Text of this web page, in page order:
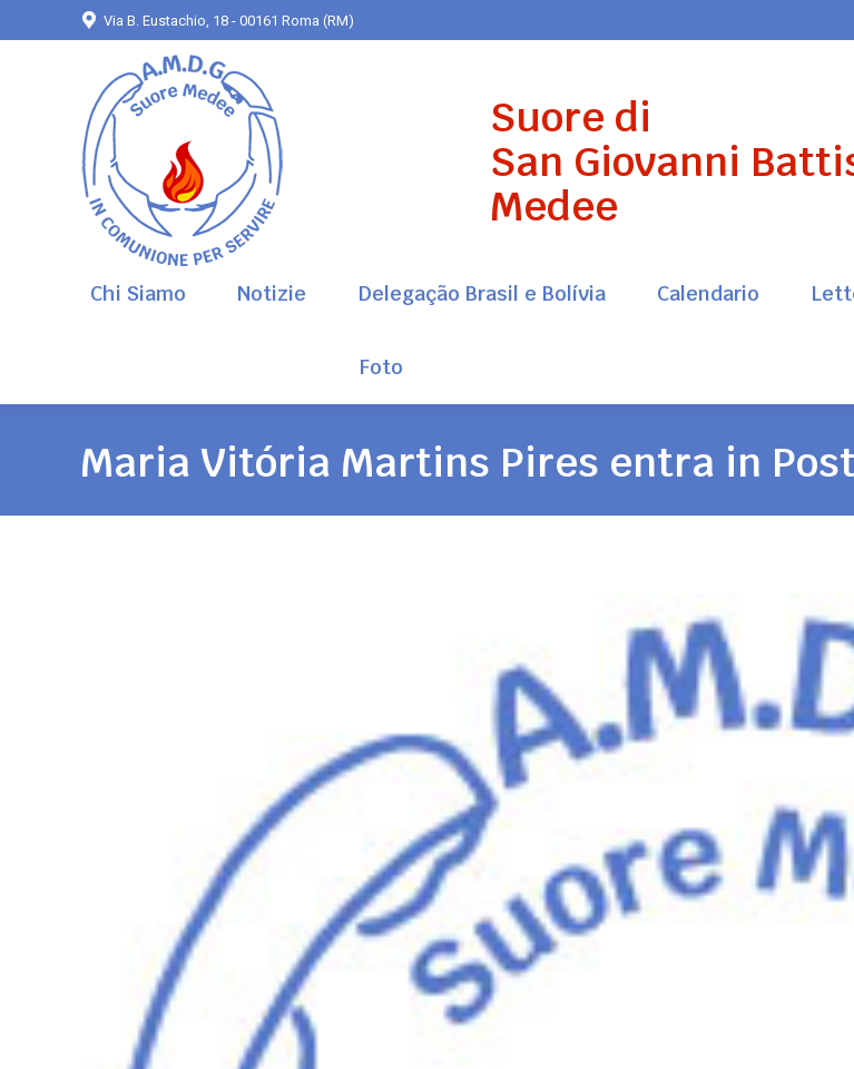
Via B. Eustachio, 18 - 00161 Roma (RM)
Suore di
San Giovanni
Medee
Chi Siamo Notizie Delegação Brasil e Bolívia Calendario
Foto
Maria Vitória Martins Pires entra in
Chi Siamo Notizie Delegação Brasil e Bolívia Calendario